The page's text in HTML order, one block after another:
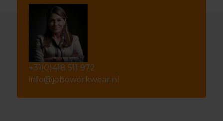
+31(0)418 511 972
info@joboworkwear.nl